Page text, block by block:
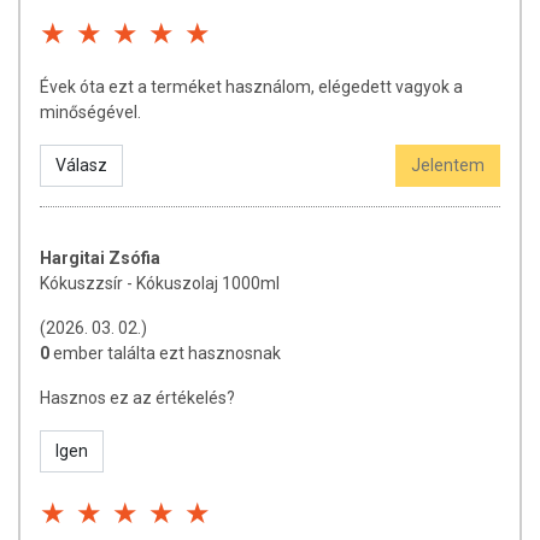
Évek óta ezt a terméket használom, elégedett vagyok a
minőségével.
Válasz Jelentem
Hargitai Zsófia
Kókuszzsír - Kókuszolaj 1000ml
(2026. 03. 02.)
0ember találta ezt hasznosnak
Hasznos ez az értékelés?
Igen